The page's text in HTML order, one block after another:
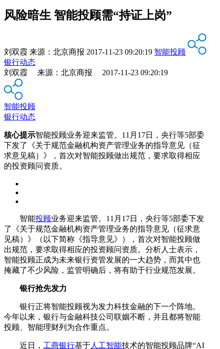
风险暗生 智能投顾需“持证上岗”
刘双霞 来源： 北京商报 2017-11-23 09:20:19 智能投顾
银行动态
刘双霞 来源：北京商报 2017-11-23 09:20:19
智能投顾
银行动态
核心提示智能投顾业务迎来监管。11月17日，央行等5部委
下发了《关于规范金融机构资产管理业务的指导意见（征
求意见稿）》，首次对智能投顾做出规范，要求取得相应
的投资顾问资质。
智能投顾业务迎来监管。11月17日，央行等5部委下发
了《关于规范金融机构资产管理业务的指导意见（征求意
见稿）》（以下简称《指导意见》），首次对智能投顾做
出规范，要求取得相应的投资顾问资质。分析人士表示，
智能投顾正成为未来银行资管发展的一大趋势，而其中也
掩藏了不少风险，监管明确后，将有助于行业规范发展。
银行抢先发力
银行正将智能投顾视为发力科技金融的下一个阵地。
今年以来，银行与金融科技公司联姻不断，并且都将智能
投顾、智能理财列为合作重点。
近日， 工商银行基于人工智能技术的智能投顾品牌“AI